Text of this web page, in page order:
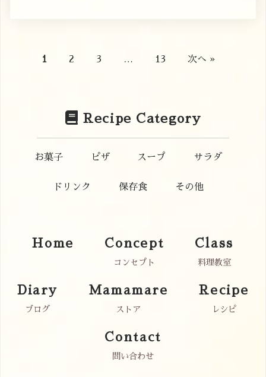
1 2 3 … 13 次へ »
Recipe Category
お菓子 ピザ スープ サラダ
ドリンク 保存食 その他
Home Concept
コンセプト
Class
料理教室
Diary
ブログ
Mamamare
ストア
Recipe
レシピ
Contact
問い合わせ